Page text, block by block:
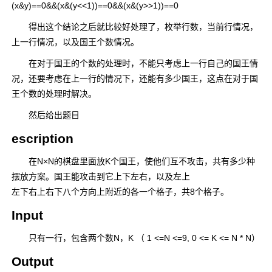
(x&y)==0&&(x&(y<<1))==0&&(x&(y>>1))==0
得出这个结论之后就比较好处理了，枚举行数，当前行情况，
上一行情况，以及国王个数情况。
在对于国王的个数的处理时，不能只考虑上一行自己的国王情
况，还要考虑在上一行的情况下，还能有多少国王，这点在对于国
王个数的处理时解决。
然后给出题目
escription
在N×N的棋盘里面放K个国王，使他们互不攻击，共有多少种
摆放方案。国王能攻击到它上下左右，以及左上
左下右上右下八个方向上附近的各一个格子，共8个格子。
Input
只有一行，包含两个数N，K （ 1 <=N <=9, 0 <= K <= N * N）
Output